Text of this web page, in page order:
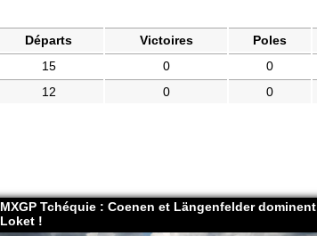
Départs Victoires Poles
15 0 0
12 0 0
MXGP Tchéquie : Coenen et Längenfelder dominent
Loket !